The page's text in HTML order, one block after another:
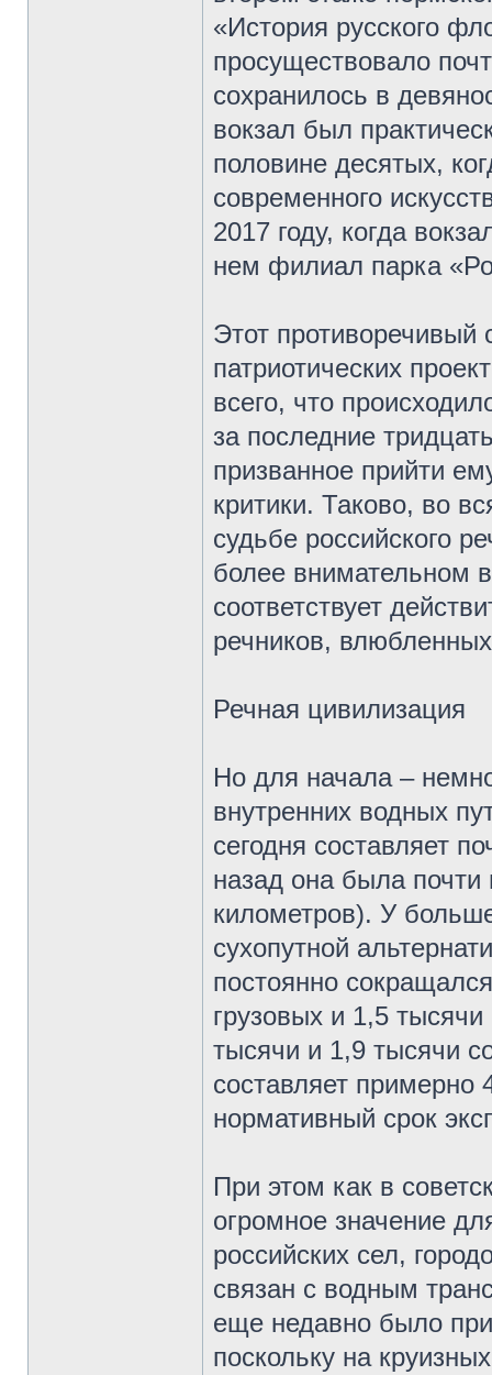
«История русского
просуществовало
сохранилось в
вокзал был
половине десятых,
современного
2017 году, когда
нем филиал парка
Этот противоречивый
патриотических
всего, что
за последние
призванное прийти
критики. Таково, во
судьбе российского
более внимательном
соответствует
речников,
Речная цивилизация
Но для начала –
внутренних водных
сегодня составляет
назад она была почти
километров). У
сухопутной
постоянно
грузовых и 1,5
тысячи и 1,9 тысячи
составляет
нормативный срок
При этом как в
огромное значение
российских сел,
связан с водным
еще недавно было
поскольку на